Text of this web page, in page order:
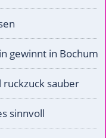
gewinnt in Bochum
sauber
sinnvoll